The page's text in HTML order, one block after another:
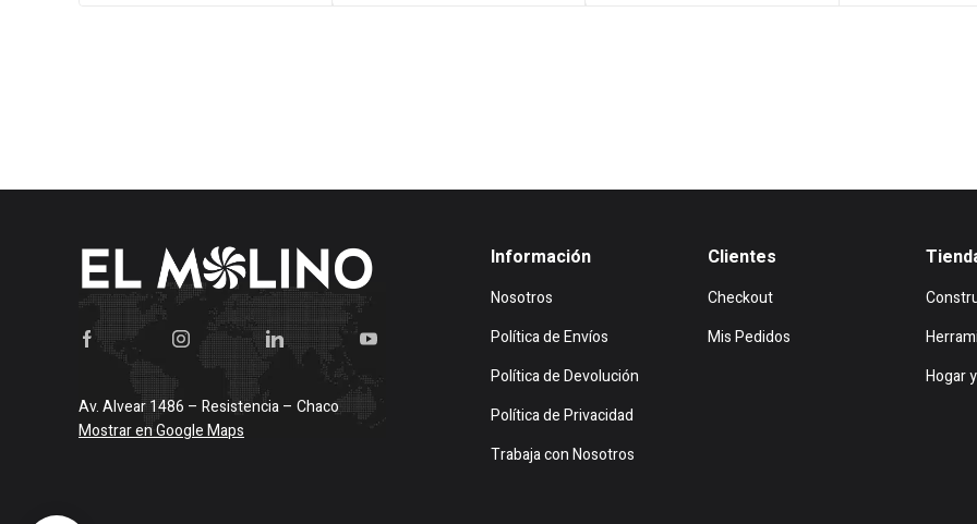
Av. Alvear 1486 – Resistencia – Chaco
Mostrar en Google Maps
Información
Nosotros
Política de Envíos
Política de Devolución
Política de Privacidad
Trabaja con Nosotros
Clientes
Checkout
Mis Pedidos
Hogar